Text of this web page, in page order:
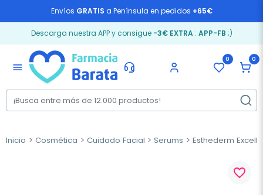
Envíos GRATIS a Península en pedidos +65€
Descarga nuestra APP y consigue -3€ EXTRA: APP-FB ;)
menu
0 0
Inicio Cosmética Cuidado Facial Serums Esthederm
favorite_border